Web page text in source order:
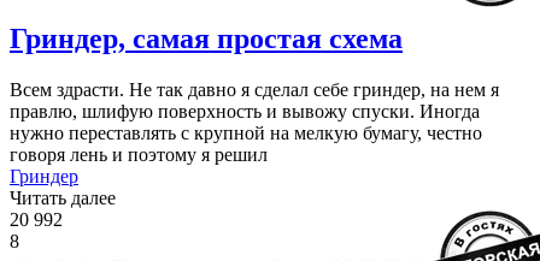
Гриндер, самая простая схема
Всем здрасти. Не так давно я сделал себе гриндер, на нем я
правлю, шлифую поверхность и вывожу спуски. Иногда
нужно переставлять с крупной на мелкую бумагу, честно
говоря лень и поэтому я решил
Гриндер
Читать далее
20 992
8